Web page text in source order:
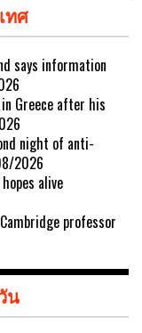
ทศ
says information
Greece after his
night of anti-
2026
alive
professor
น